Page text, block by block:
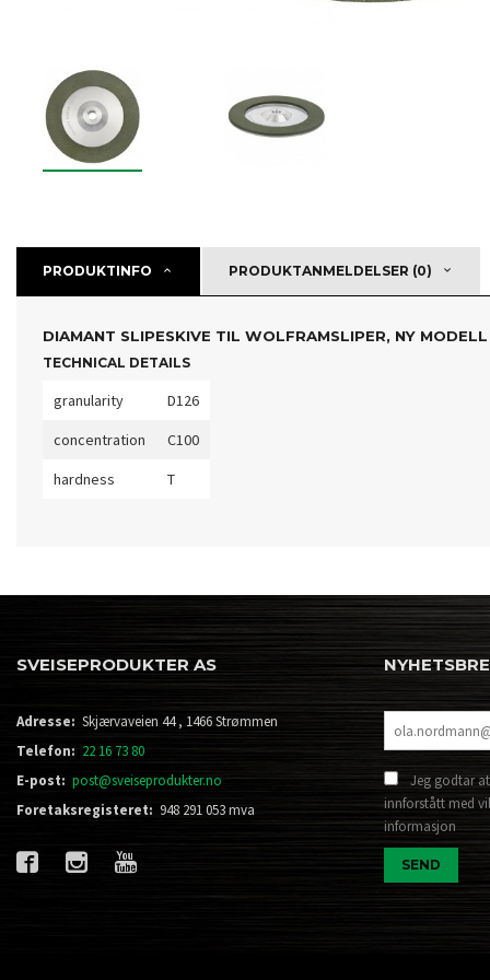
PRODUKTINFO PRODUKTANMELDELSER (0)
DIAMANT SLIPESKIVE TIL WOLFRAMSLIPER, NY
TECHNICAL DETAILS
granularity
D126
concentration
C100
hardness
T
SVEISEPRODUKTER AS
Adresse: Skjærvaveien 44 , 1466 Strømmen
Telefon: 22 16 73 80
E-post: post@sveiseprodukter.no
Foretaksregisteret: 948 291 053 mva
Jeg godtar
innforstått med
informasjon